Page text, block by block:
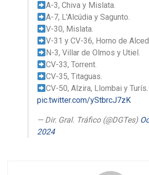
A-3, Chiva y Mislata.
A-7, L'Alcúdia y Sagunto.
V-30, Mislata.
V-31 y CV-36, Horno de
N-3, Villar de Olmos y Utiel.
CV-33, Torrent.
CV-35, Titaguas.
CV-50, Alzira, Llombai y Turís.
pic.twitter.com/yStbrcJ7zK
— Dir. Gral. Tráfico (@DGTes)
2024